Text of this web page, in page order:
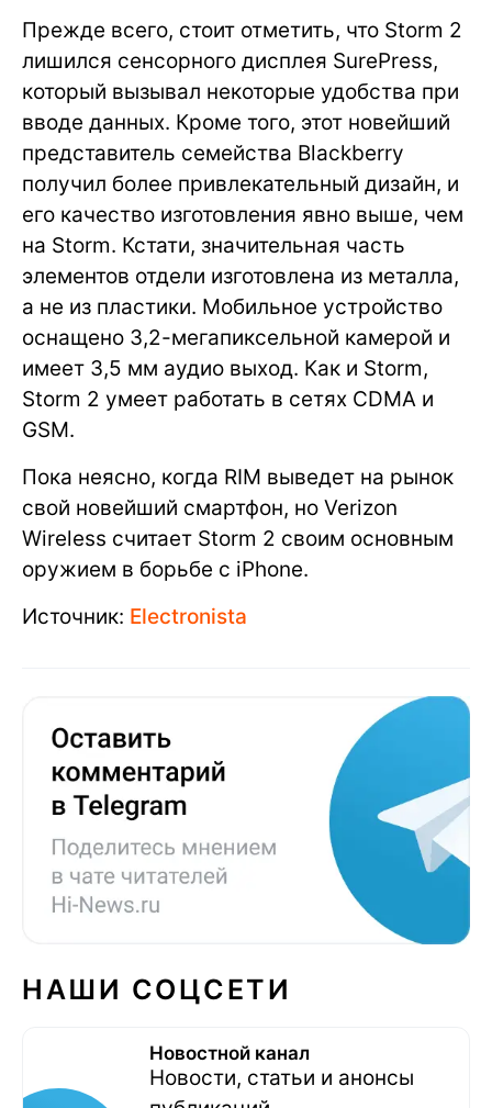
Прежде всего, стоит отметить, что Storm 2
лишился сенсорного дисплея SurePress,
который вызывал некоторые удобства при
вводе данных. Кроме того, этот новейший
представитель семейства Blackberry
получил более привлекательный дизайн, и
его качество изготовления явно выше, чем
на Storm. Кстати, значительная часть
элементов отдели изготовлена из металла,
а не из пластики. Мобильное устройство
оснащено 3,2-мегапиксельной камерой и
имеет 3,5 мм аудио выход. Как и Storm,
Storm 2 умеет работать в сетях CDMA и
GSM.
Пока неясно, когда RIM выведет на рынок
свой новейший смартфон, но Verizon
Wireless считает Storm 2 своим основным
оружием в борьбе с iPhone.
Источник: Electronista
НАШИ СОЦСЕТИ
Новостной канал
Новости, статьи и анонсы